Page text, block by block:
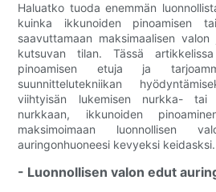
Haluatko tuoda enemmän
kuinka ikkunoiden pinoamisen
saavuttamaan maksimaalisen
kutsuvan tilan. Tässä
pinoamisen etuja ja
suunnittelutekniikan
viihtyisän lukemisen nurkka- tai
nurkkaan, ikkunoiden
maksimoimaan luonnollisen
auringonhuoneesi kevyeksi keidasksi.
- Luonnollisen valon edut